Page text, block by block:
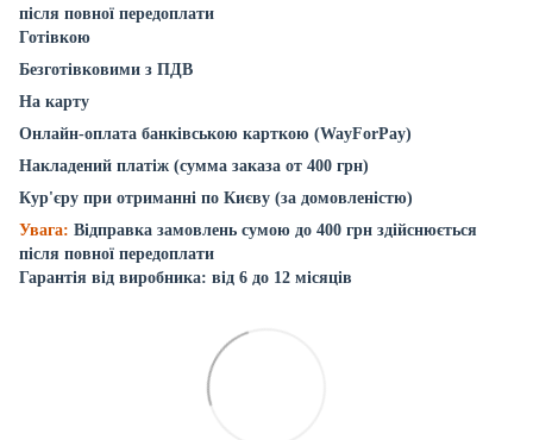
після повної передоплати
Готівкою
Безготівковими з ПДВ
На карту
Онлайн-оплата банківською карткою (WayForPay)
Накладений платіж (сумма заказа от 400 грн)
Кур'єру при отриманні по Києву (за домовленістю)
Увага: Відправка замовлень сумою до 400 грн здійснюється
після повної передоплати
Гарантія від виробника: від 6 до 12 місяців